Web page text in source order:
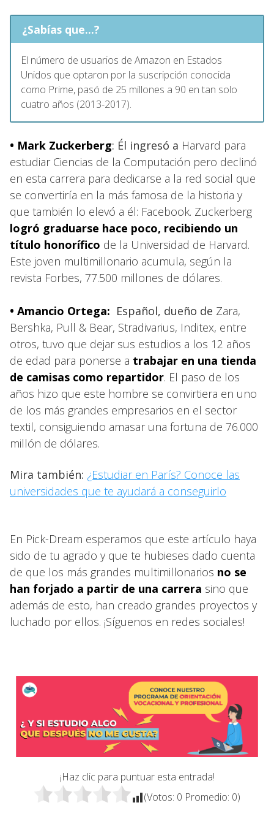
¿Sabías que...?
El número de usuarios de Amazon en Estados
Unidos que optaron por la suscripción conocida
como Prime, pasó de 25 millones a 90 en tan solo
cuatro años (2013-2017).
• Mark Zuckerberg: Él ingresó a Harvard para
estudiar Ciencias de la Computación pero declinó
en esta carrera para dedicarse a la red social que
se convertiría en la más famosa de la historia y
que también lo elevó a él: Facebook. Zuckerberg
logró graduarse hace poco, recibiendo un
título honorífico de la Universidad de Harvard.
Este joven multimillonario acumula, según la
revista Forbes, 77.500 millones de dólares.
• Amancio Ortega: Español, dueño de Zara,
Bershka, Pull & Bear, Stradivarius, Inditex, entre
otros, tuvo que dejar sus estudios a los 12 años
de edad para ponerse a trabajar en una tienda
de camisas como repartidor. El paso de los
años hizo que este hombre se convirtiera en uno
de los más grandes empresarios en el sector
textil, consiguiendo amasar una fortuna de 76.000
millón de dólares.
Mira también: ¿Estudiar en París? Conoce las
universidades que te ayudará a conseguirlo
En Pick-Dream esperamos que este artículo haya
sido de tu agrado y que te hubieses dado cuenta
de que los más grandes multimillonarios no se
han forjado a partir de una carrera sino que
además de esto, han creado grandes proyectos y
luchado por ellos. ¡Síguenos en redes sociales!
¡Haz clic para puntuar esta entrada!
(Votos: 0 Promedio: 0)